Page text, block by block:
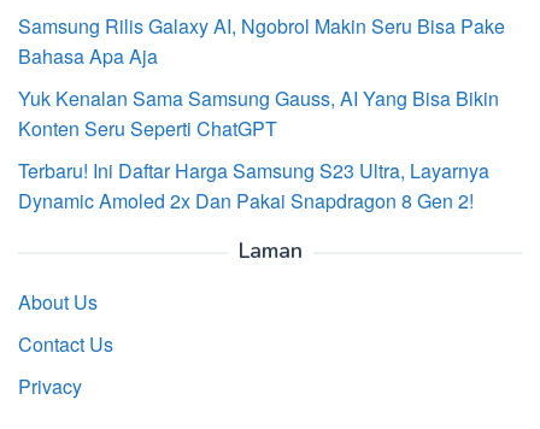
Samsung Rilis Galaxy AI, Ngobrol Makin Seru Bisa Pake
Bahasa Apa Aja
Yuk Kenalan Sama Samsung Gauss, AI Yang Bisa Bikin
Konten Seru Seperti ChatGPT
Terbaru! Ini Daftar Harga Samsung S23 Ultra, Layarnya
Dynamic Amoled 2x Dan Pakai Snapdragon 8 Gen 2!
Laman
About Us
Contact Us
Privacy